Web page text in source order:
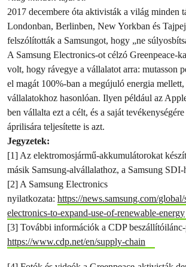
2017 decembere óta aktivisták a világ minden
Londonban, Berlinben, New Yorkban és
felszólították a Samsungot, hogy „ne
A Samsung Electronics-ot célzó Greenpeace-
volt, hogy rávegye a vállalatot arra: mutasson
el magát 100%-ban a megújuló energia
vállalatokhoz hasonlóan. Ilyen például az
ben vállalta ezt a célt, és a saját
áprilisára teljesítette is azt.
Jegyzetek:
[1] Az elektromosjármű-akkumulátorokat
másik Samsung-alvállalathoz, a Samsung
[2] A Samsung Electronics
nyilatkozata: https://news.samsung.com/global/
electronics-to-expand-use-of-renewable-energy
[3] További információk a CDP
https://www.cdp.net/en/supply-chain